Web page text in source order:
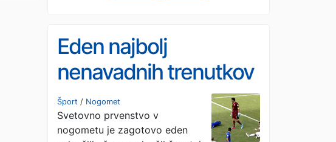
Eden najbolj
nenavadnih trenutkov
v zgodovini svetovnih
prvenstev
Šport / Nogomet
Svetovno prvenstvo v
nogometu je zagotovo eden